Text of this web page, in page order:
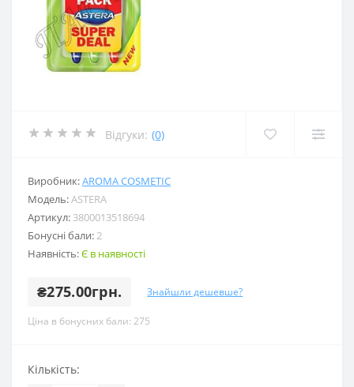
Відгуки: (0)
Виробник:AROMA COSMETIC
Модель:ASTERA
Артикул: 3800013518694
Бонусні бали:2
Наявність:Є в наявності
₴275.00грн. Знайшли дешевше?
Ціна в бонусних бали: 275
Кількість: